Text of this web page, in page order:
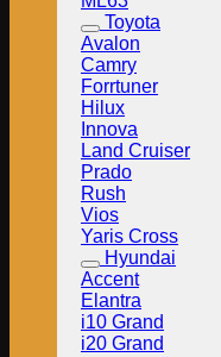
Toyota
Avalon
Camry
Forrtuner
Hilux
Innova
Land Cruiser
Prado
Rush
Vios
Yaris Cross
Hyundai
Accent
Elantra
i10 Grand
i20 Grand